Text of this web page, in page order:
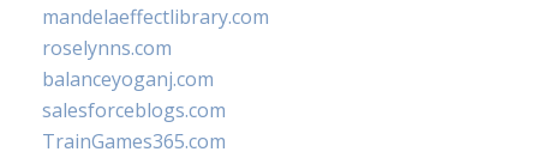
mandelaeffectlibrary.com
roselynns.com
balanceyoganj.com
salesforceblogs.com
TrainGames365.com